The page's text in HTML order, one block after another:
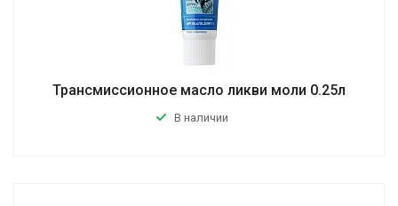
Трансмиссионное масло ликви моли 0.25л
В наличии